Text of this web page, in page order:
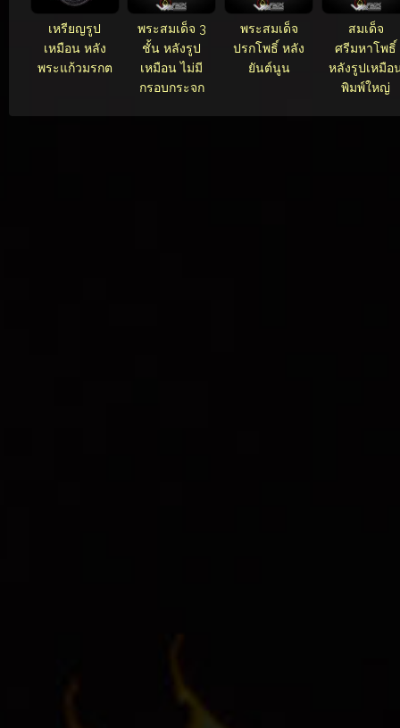
เหรียญรูป
เหมือน หลัง
พระแก้วมรกต
พระสมเด็จ 3
ชั้น หลังรูป
เหมือน ไม่มี
กรอบกระจก
พระสมเด็จ
ปรกโพธิ์ หลัง
ยันต์นูน
สมเด็จ
ศรีมหาโพธิ์
หลังรูปเหมือ
พิมพ์ใหญ่